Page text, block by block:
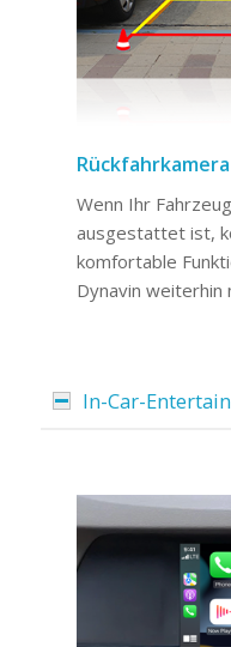
Rückfahrkamera
Wenn Ihr
ausgestattet ist,
komfortable
Dynavin weiterhin
In-Car-